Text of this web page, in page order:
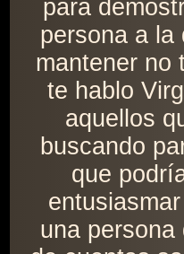
para
persona a la
mantener no
te hablo
aquellos
buscando
que
una persona